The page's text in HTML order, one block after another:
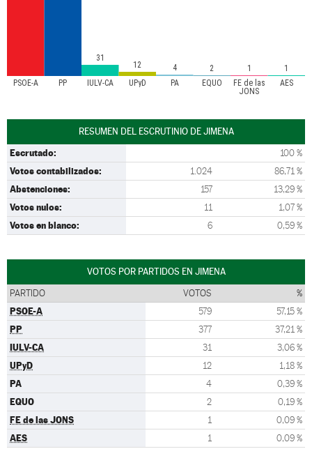
PSOE-A PP IULV-CA UPyD PA EQUO
FE de las
JONS
AES
31
12 4 2 1 1
RESUMEN DEL ESCRUTINIO DE JIMENA
Escrutado: 100 %
Votos contabilizados: 1.024 86,71 %
Abstenciones: 157 13,29 %
Votos nulos: 11 1,07 %
Votos en blanco: 6 0,59 %
VOTOS POR PARTIDOS EN JIMENA
PARTIDO VOTOS %
PSOE-A 579 57,15 %
PP 377 37,21 %
IULV-CA 31 3,06 %
UPyD 12 1,18 %
PA 4 0,39 %
EQUO 2 0,19 %
FE de las JONS 1 0,09 %
AES 1 0,09 %